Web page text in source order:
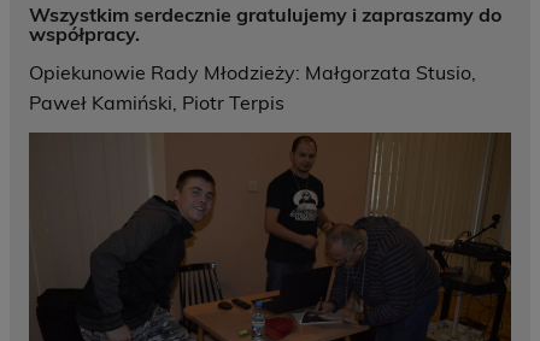
Wszystkim serdecznie gratulujemy i zapraszamy do
współpracy.
Opiekunowie Rady Młodzieży: Małgorzata Stusio,
Paweł Kamiński, Piotr Terpis